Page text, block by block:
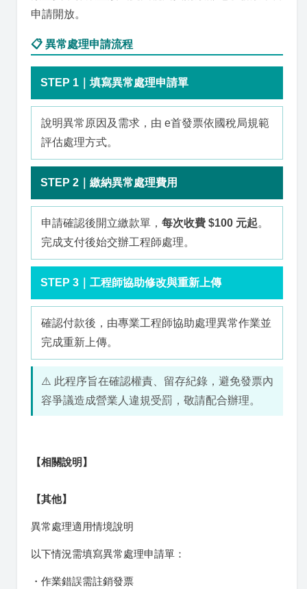
申請開放。
📋 異常處理申請流程
STEP 1｜填寫異常處理申請單
說明異常原因及需求，由 e首發票依國稅局規範
評估處理方式。
STEP 2｜繳納異常處理費用
申請確認後開立繳款單， 每次收費 $100 元起。
完成支付後始交辦工程師處理。
STEP 3｜工程師協助修改與重新上傳
確認付款後，由專業工程師協助處理異常作業並
完成重新上傳。
⚠️ 此程序旨在確認權責、留存紀錄，避免發票內
容爭議造成營業人違規受罰，敬請配合辦理。
【相關說明】
【其他】
異常處理適用情境說明
以下情況需填寫異常處理申請單：
・作業錯誤需註銷發票